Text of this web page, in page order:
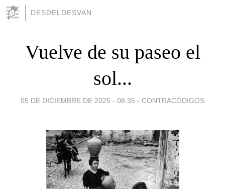
DESDELDESVAN
Vuelve de su paseo el
sol...
05 DE DICIEMBRE DE 2025 - 08:35 - CONTRACÓDIGOS